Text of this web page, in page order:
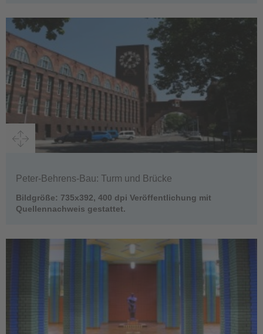
Peter-Behrens-Bau: Turm und Brücke
Bildgröße: 735x392, 400 dpi Veröffentlichung mit
Quellennachweis gestattet.